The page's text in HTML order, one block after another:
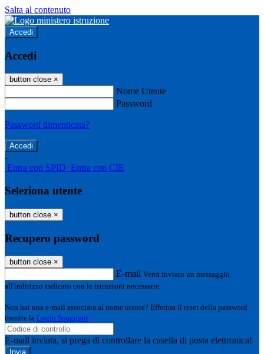
Salta al contenuto
Accedi
Accedi
button close ×
Nome Utente
Password
Password dimenticata?
-
Entra con SPID Entra con CIE
Seleziona utente
button close ×
Recupero password
button close ×
E-mail Verrà inviato un messaggio
all'indirizzo indicato con le istruzioni necessarie.
Non hai una e-mail associata al nome utente? Effettua il reset della password
tramite la Login Spaggiari
E-mail inviata, si prega di controllare la casella di posta elettronica!